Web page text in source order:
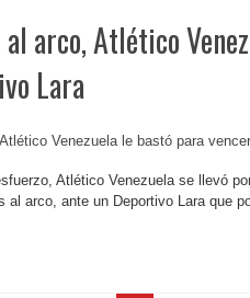
arco, Atlético
Lara
Atlético Venezuela se llevó
al arco, ante un Deportivo Lara que